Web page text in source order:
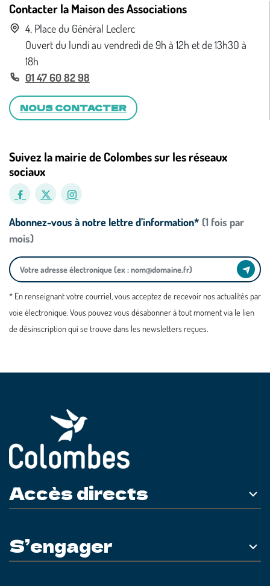
Contacter la Maison des Associations
4, Place du Général Leclerc
Ouvert du lundi au vendredi de 9h à 12h et de 13h30 à
18h
01 47 60 82 98
NOUS CONTACTER
Suivez la mairie de Colombes sur les réseaux
sociaux
Abonnez-vous à notre lettre d’information* (1 fois par
mois)
* En renseignant votre courriel, vous acceptez de recevoir nos actualités par
voie électronique. Vous pouvez vous désabonner à tout moment via le lien
de désinscription qui se trouve dans les newsletters reçues.
Accès directs
S’engager